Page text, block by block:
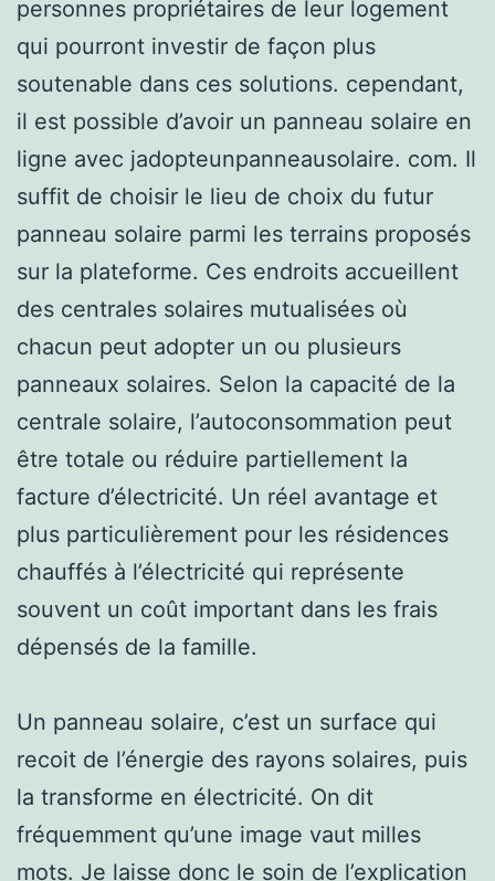
personnes propriétaires de leur logement
qui pourront investir de façon plus
soutenable dans ces solutions. cependant,
il est possible d’avoir un panneau solaire en
ligne avec jadopteunpanneausolaire. com. Il
suffit de choisir le lieu de choix du futur
panneau solaire parmi les terrains proposés
sur la plateforme. Ces endroits accueillent
des centrales solaires mutualisées où
chacun peut adopter un ou plusieurs
panneaux solaires. Selon la capacité de la
centrale solaire, l’autoconsommation peut
être totale ou réduire partiellement la
facture d’électricité. Un réel avantage et
plus particulièrement pour les résidences
chauffés à l’électricité qui représente
souvent un coût important dans les frais
dépensés de la famille.
Un panneau solaire, c’est un surface qui
recoit de l’énergie des rayons solaires, puis
la transforme en électricité. On dit
fréquemment qu’une image vaut milles
mots. Je laisse donc le soin de l’explication